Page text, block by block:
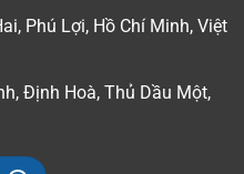
Phú Lợi, Hồ Chí Minh, Việt
Định Hoà, Thủ Dầu Một,